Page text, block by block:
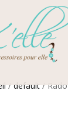
/default/ Rado